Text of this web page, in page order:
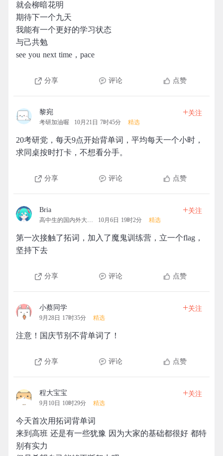
就会柳暗花明
期待下一个九天
我能有一个更好的学习状态
与己共勉
see you next time，pace
分享 评论 点赞
黎宛
考研加油喔 10月21日 7时45分 精选
+关注
20考研党，每天9点开始背单词，平均每天一个小时，
求同桌按时打卡，不想看分手。
分享 评论 点赞
Bria
高中生的国内外大学梦 10月6日 19时2分 精选
+关注
第一次接触了拓词，加入了魔鬼训练营，立一个flag，
坚持下去
分享 评论 点赞
小蔡同学
9月28日 17时35分 精选
+关注
注意！国庆节别不背单词了！
分享 评论 点赞
程大宝宝
9月10日 10时29分 精选
+关注
今天首次用拓词背单词
来到高班 还是有一些犹豫 因为大家的基础都很好 都特
别有实力